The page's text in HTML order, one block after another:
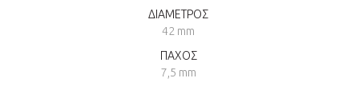
ΔΙΑΜΕΤΡΟΣ
42 mm
ΠΑΧΟΣ
7,5 mm